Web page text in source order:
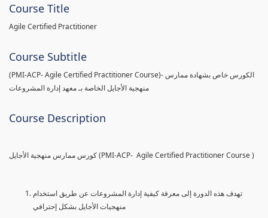
Course Title
Agile Certified Practitioner
Course Subtitle
(PMI-ACP- Agile Certified Practitioner Course)- الكورس خاص بشهادة ممارس
منهجية الأجايل الخاصة بـ معهد إدارة المشروعات
Course Description
كورس ممارس منهجية الأجايل (PMI-ACP- Agile Certified Practitioner Course )
تهدف هذه الدورة إلى معرفة كيفية إدارة المشروعات عن طريق استخدام
منهجيات الأجايل بشكل إحترافي